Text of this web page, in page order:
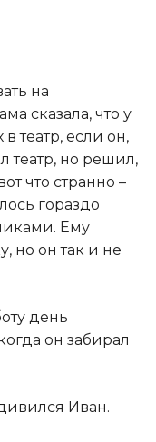
на
сказала, что у
театр, если он,
театр, но решил,
что странно –
гораздо
Ему
но он так и не
день
он забирал
Иван.​